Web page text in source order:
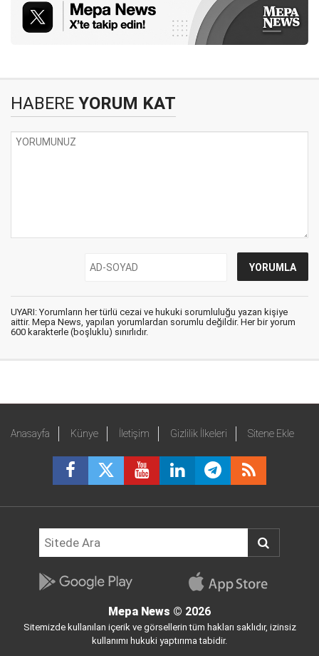
HABERE YORUM KAT
UYARI: Yorumların her türlü cezai ve hukuki sorumluluğu yazan kişiye
aittir. Mepa News, yapılan yorumlardan sorumlu değildir. Her bir yorum
600 karakterle (boşluklu) sınırlıdır.
Anasayfa Künye İletişim Gizlilik İlkeleri Sitene Ekle
Mepa News © 2026
Sitemizde kullanılan içerik ve görsellerin tüm hakları saklıdır, izinsiz
kullanımı hukuki yaptırıma tabidir.